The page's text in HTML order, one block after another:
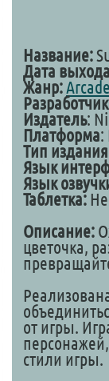
Название:
Дата
Жанр:
Разработчик
Издатель:
Платформа:
Тип
Язык
Язык
Таблетка:
Описание:
цветочка,
от игры.
стили игры.